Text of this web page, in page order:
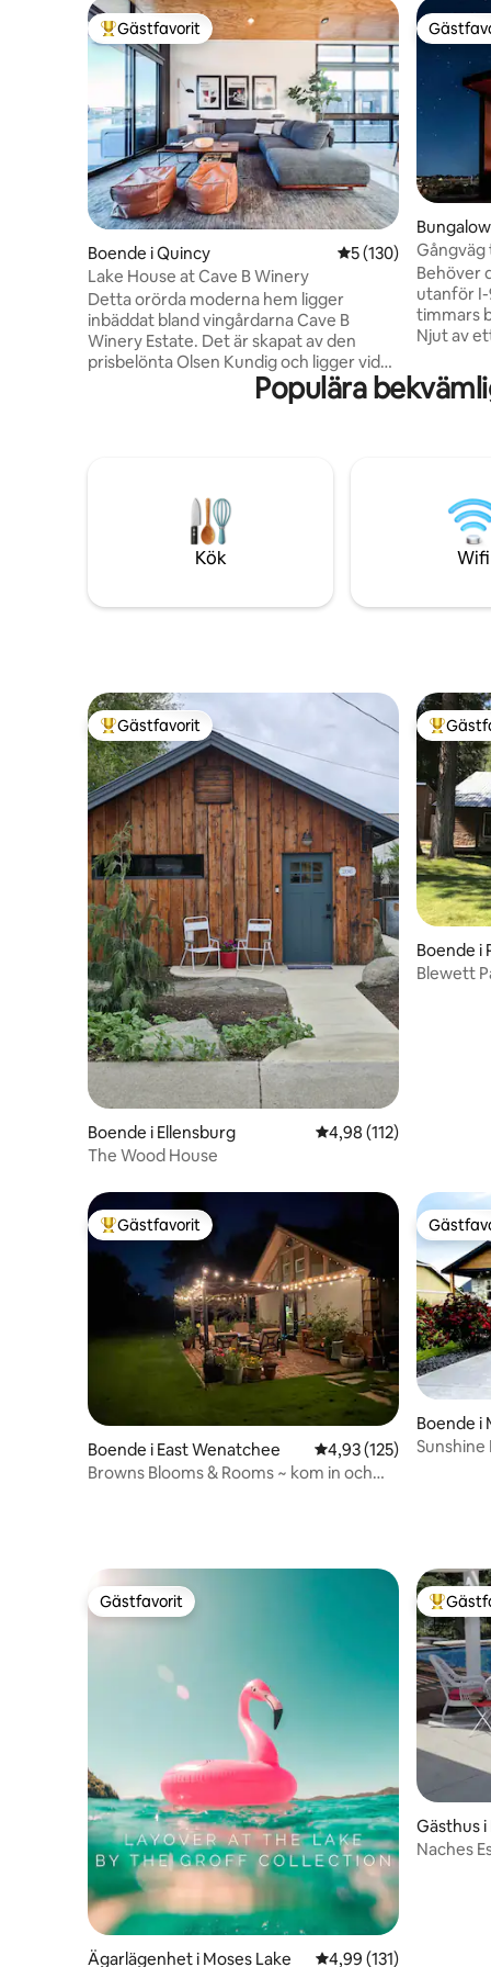
Populär gästfavorit
Gästfavorit
Boende i Quincy 5 av 5 i
5 (130)
Lake House at Cave B Winery
Detta orörda moderna hem ligger
inbäddat bland vingårdarna Cave B
Winery Estate. Det är skapat av den
prisbelönta Olsen Kundig och ligger vid
kanten av en grund sjö, vilket gör det till
en idyllisk tillflyktsort för familj och
vandringsleder som leder till den
majestätiska Columbiafloden, och
återförenas sedan runt eldstaden för
utsökt mat, utsökt vin och minnen att
Gångväg
Cave B:
Behöver
utanför I-
timmars
Njut av
orörda
Populära
Kök Wifi
Populär gästfavorit
Gästfavorit
Boende i Ellensburg 4,98 av 5 i
4,98 (112)
The Wood House
Boende i
Blewett
Populär gästfavorit
Gästfavorit
Boende i East Wenatchee 4,93 av 5 i
4,93 (125)
Browns Blooms & Rooms ~ kom in och
Boende i
Sunshine
Gästfavorit
Gästfavorit
Ägarlägenhet i Moses Lake 4,99 av 5 i
4,99 (131)
Gästhus i
Naches